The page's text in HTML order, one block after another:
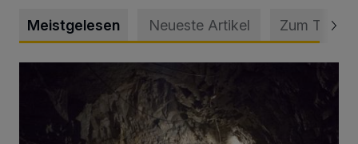
Meistgelesen Neueste Artikel Zum Thema